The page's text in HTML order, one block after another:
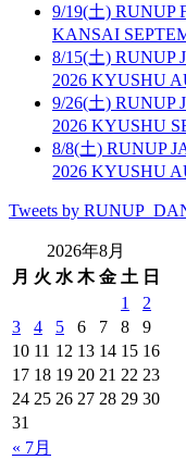
9/19(土) RUNUP
KANSAI
8/15(土) RUNUP
2026 KYUSHU
9/26(土) RUNUP
2026 KYUSHU
8/8(土) RUNUP
2026 KYUSHU
Tweets by
2026年8月
月 火 水 木 金 土 日
« 7月
1
2
3
4 5 6 7 8
9
10 11 12 13 14 15 16
17 18 19 20 21 22 23
24 25 26 27 28 29 30
31